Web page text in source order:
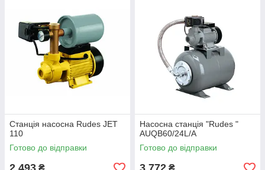
Станція насосна Rudes JET
110
Готово до відправки
2 493 ₴
Насосна станція "Rudes "
AUQB60/24L/А
Готово до відправки
3 772 ₴